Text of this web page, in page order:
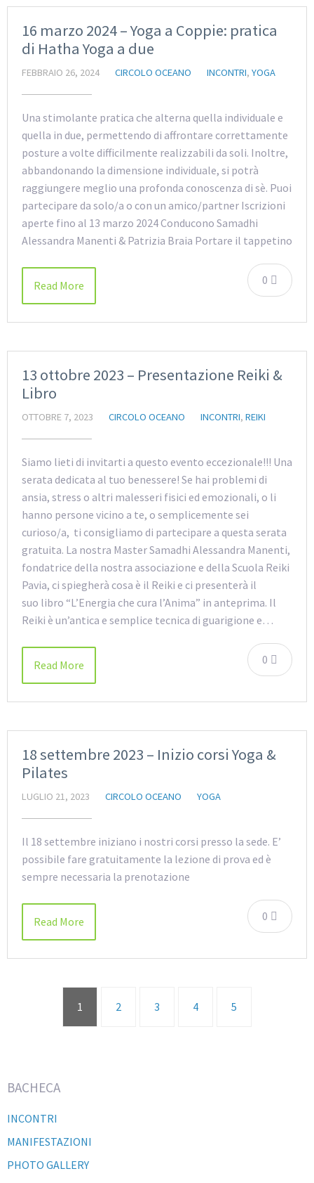
16 marzo 2024 – Yoga a Coppie: pratica
di Hatha Yoga a due
FEBBRAIO 26, 2024 CIRCOLO OCEANO INCONTRI, YOGA
Una stimolante pratica che alterna quella individuale e
quella in due, permettendo di affrontare correttamente
posture a volte difficilmente realizzabili da soli. Inoltre,
abbandonando la dimensione individuale, si potrà
raggiungere meglio una profonda conoscenza di sè. Puoi
partecipare da solo/a o con un amico/partner Iscrizioni
aperte fino al 13 marzo 2024 Conducono Samadhi
Alessandra Manenti & Patrizia Braia Portare il tappetino
0
Read More
13 ottobre 2023 – Presentazione Reiki &
Libro
OTTOBRE 7, 2023 CIRCOLO OCEANO INCONTRI, REIKI
Siamo lieti di invitarti a questo evento eccezionale!!! Una
serata dedicata al tuo benessere! Se hai problemi di
ansia, stress o altri malesseri fisici ed emozionali, o li
hanno persone vicino a te, o semplicemente sei
curioso/a, ti consigliamo di partecipare a questa serata
gratuita. La nostra Master Samadhi Alessandra Manenti,
fondatrice della nostra associazione e della Scuola Reiki
Pavia, ci spiegherà cosa è il Reiki e ci presenterà il
suo libro “L’Energia che cura l’Anima” in anteprima. Il
Reiki è un’antica e semplice tecnica di guarigione e…
0
Read More
18 settembre 2023 – Inizio corsi Yoga &
Pilates
LUGLIO 21, 2023 CIRCOLO OCEANO YOGA
Il 18 settembre iniziano i nostri corsi presso la sede. E’
possibile fare gratuitamente la lezione di prova ed è
sempre necessaria la prenotazione
0
Read More
1 2 3 4 5
BACHECA
INCONTRI
MANIFESTAZIONI
PHOTO GALLERY